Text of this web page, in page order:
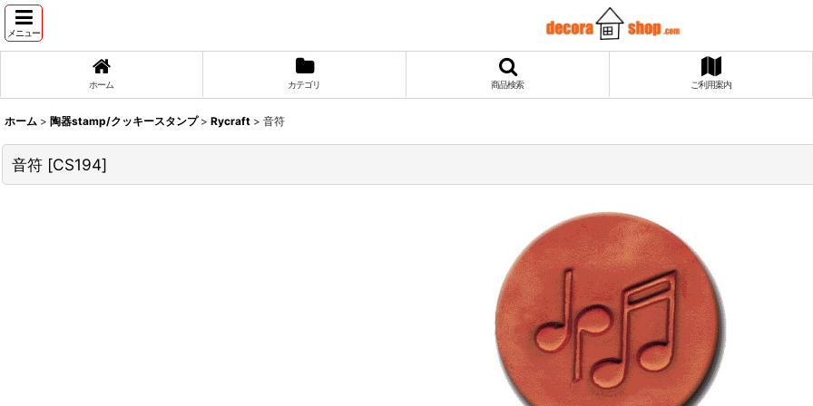
メニュー
ホーム カテゴリ 商品検索 ご利用案内
ホーム > 陶器stamp/クッキースタンプ > Rycraft > 音符
音符 [CS194]